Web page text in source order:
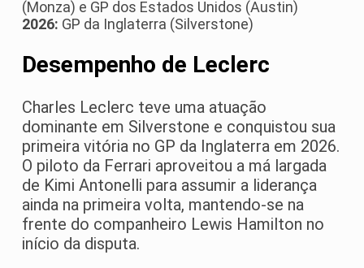
(Monza) e GP dos Estados Unidos (Austin)
2026: GP da Inglaterra (Silverstone)
Desempenho de Leclerc
Charles Leclerc teve uma atuação
dominante em Silverstone e conquistou sua
primeira vitória no GP da Inglaterra em 2026.
O piloto da Ferrari aproveitou a má largada
de Kimi Antonelli para assumir a liderança
ainda na primeira volta, mantendo-se na
frente do companheiro Lewis Hamilton no
início da disputa.